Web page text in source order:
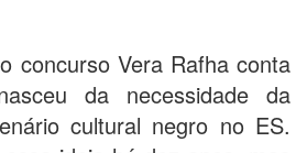
concurso Vera Rafha conta
da necessidade da
cultural negro no ES.